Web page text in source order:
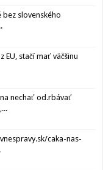
slovenského
EU, stačí mať väčšinu
nechať od.rbávať
caka-nas-